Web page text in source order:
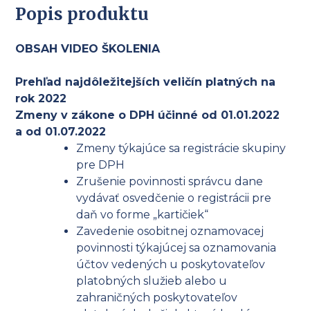
Popis produktu
OBSAH VIDEO ŠKOLENIA
Prehľad najdôležitejších veličín platných na
rok 2022
Zmeny v zákone o DPH účinné od 01.01.2022
a od 01.07.2022
Zmeny týkajúce sa registrácie skupiny
pre DPH
Zrušenie povinnosti správcu dane
vydávať osvedčenie o registrácii pre
daň vo forme „kartičiek“
Zavedenie osobitnej oznamovacej
povinnosti týkajúcej sa oznamovania
účtov vedených u poskytovateľov
platobných služieb alebo u
zahraničných poskytovateľov